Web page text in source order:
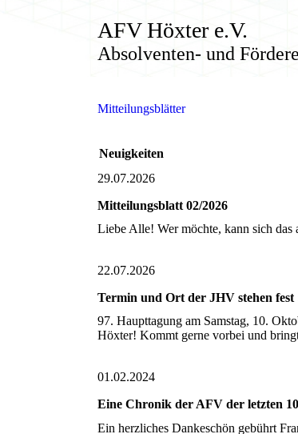
AFV Höxter e.V.
Absolventen- und
Mitteilungsblätter
Neuigkeiten
29.07.2026
Mitteilungsblatt 02/2026
Liebe Alle! Wer möchte, kann sich
22.07.2026
Termin und Ort der JHV stehen fest
97. Haupttagung am Samstag, 10.
Höxter! Kommt gerne vorbei und
01.02.2024
Eine Chronik der AFV der letzten
Ein herzliches Dankeschön gebührt